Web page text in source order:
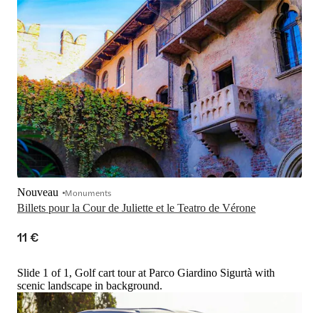
Billets pour la Cour de Juliette et le Teatro de Vérone
Nouveau Monuments
11 €
Slide 1 of 1, Golf cart tour at Parco Giardino Sigurtà with
scenic landscape in background.